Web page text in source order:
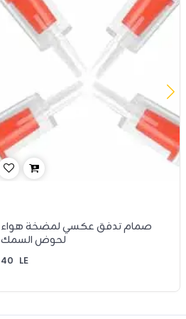
صمام تدفق عكسي لمضخة هواء
لحوض السمك
40 LE